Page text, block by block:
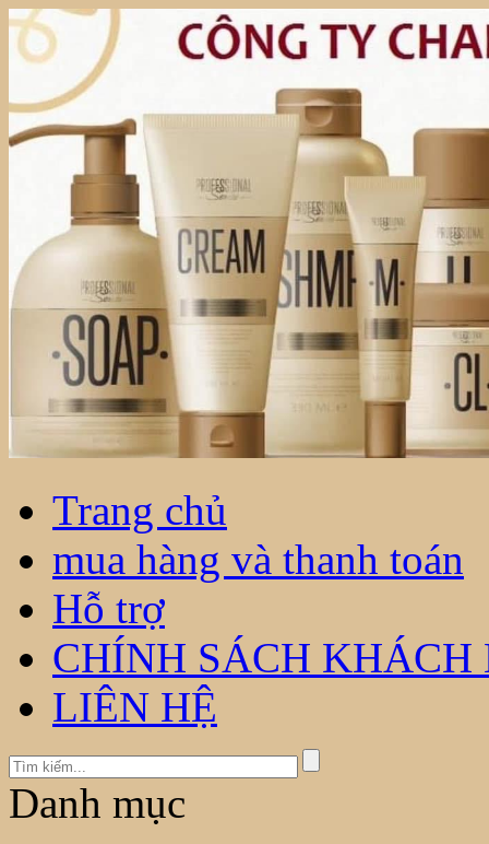
Trang chủ
mua hàng và thanh toán
Hỗ trợ
CHÍNH SÁCH KHÁCH
LIÊN HỆ
Danh mục